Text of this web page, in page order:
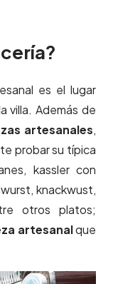
es el lugar
villa. Además de
artesanales,
probar su típica
kassler con
knackwust,
otros platos;
artesanalque